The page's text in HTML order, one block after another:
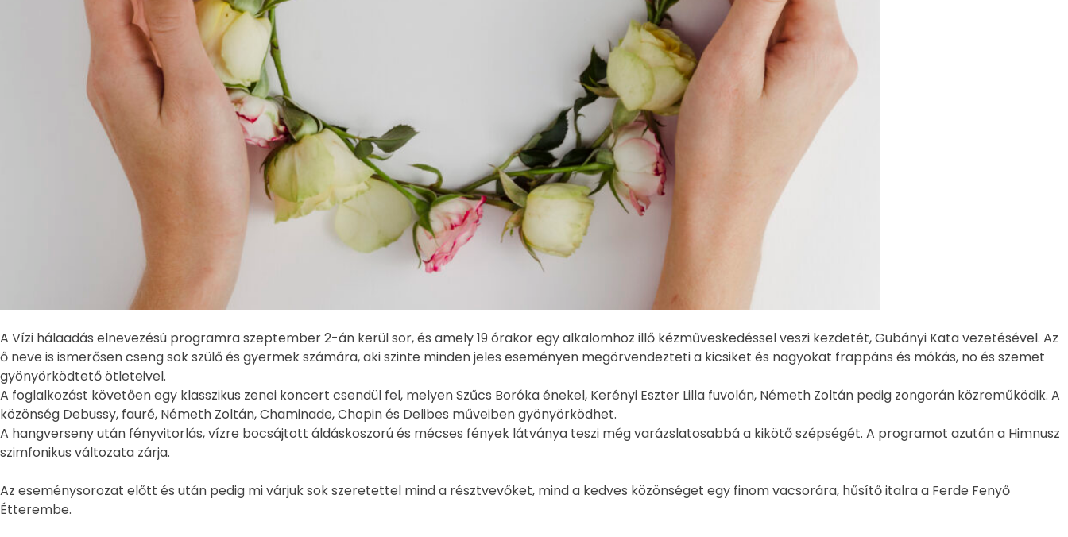
A Vízi hálaadás elnevezésú programra szeptember 2-án kerül sor, és amely 19 órakor egy alkalomhoz illő kézműveskedéssel veszi kezdetét, Gubányi Kata vezetésével. Az
ő neve is ismerősen cseng sok szülő és gyermek számára, aki szinte minden jeles eseményen megörvendezteti a kicsiket és nagyokat frappáns és mókás, no és szemet
gyönyörködtető ötleteivel.
A foglalkozást követően egy klasszikus zenei koncert csendül fel, melyen Szűcs Boróka énekel, Kerényi Eszter Lilla fuvolán, Németh Zoltán pedig zongorán közreműködik. A
közönség Debussy, fauré, Németh Zoltán, Chaminade, Chopin és Delibes műveiben gyönyörködhet.
A hangverseny után fényvitorlás, vízre bocsájtott áldáskoszorú és mécses fények látványa teszi még varázslatosabbá a kikötő szépségét. A programot azután a Himnusz
szimfonikus változata zárja.
Az eseménysorozat előtt és után pedig mi várjuk sok szeretettel mind a résztvevőket, mind a kedves közönséget egy finom vacsorára, hűsítő italra a Ferde Fenyő
Étterembe.